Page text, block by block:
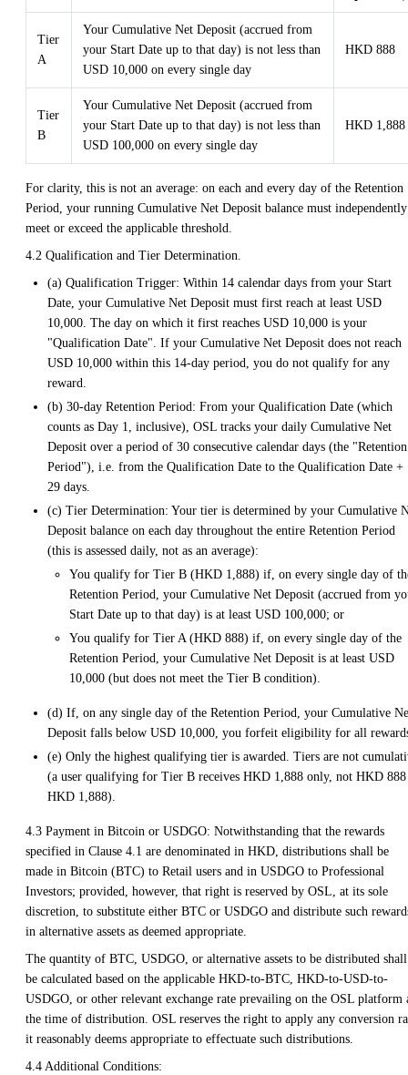
Tier
A
Your Cumulative Net Deposit (accrued from
your Start Date up to that day) is not less than
USD 10,000 on every single day
HKD 888
Tier
B
Your Cumulative Net Deposit (accrued from
your Start Date up to that day) is not less than
USD 100,000 on every single day
HKD 1,888
For clarity, this is not an average: on each and every day of the Retention
Period, your running Cumulative Net Deposit balance must independently
meet or exceed the applicable threshold.
4.2 Qualification and Tier Determination.
(a) Qualification Trigger: Within 14 calendar days from your Start
Date, your Cumulative Net Deposit must first reach at least USD
10,000. The day on which it first reaches USD 10,000 is your
"Qualification Date". If your Cumulative Net Deposit does not reach
USD 10,000 within this 14-day period, you do not qualify for any
reward.
(b) 30-day Retention Period: From your Qualification Date (which
counts as Day 1, inclusive), OSL tracks your daily Cumulative Net
Deposit over a period of 30 consecutive calendar days (the "Retention
Period"), i.e. from the Qualification Date to the Qualification Date +
29 days.
(c) Tier Determination: Your tier is determined by your Cumulative
Deposit balance on each day throughout the entire Retention Period
(this is assessed daily, not as an average):
You qualify for Tier B (HKD 1,888) if, on every single day of
Retention Period, your Cumulative Net Deposit (accrued from
Start Date up to that day) is at least USD 100,000; or
You qualify for Tier A (HKD 888) if, on every single day of the
Retention Period, your Cumulative Net Deposit is at least USD
10,000 (but does not meet the Tier B condition).
(d) If, on any single day of the Retention Period, your Cumulative
Deposit falls below USD 10,000, you forfeit eligibility for all
(e) Only the highest qualifying tier is awarded. Tiers are not
(a user qualifying for Tier B receives HKD 1,888 only, not HKD
HKD 1,888).
4.3 Payment in Bitcoin or USDGO: Notwithstanding that the rewards
specified in Clause 4.1 are denominated in HKD, distributions shall be
made in Bitcoin (BTC) to Retail users and in USDGO to Professional
Investors; provided, however, that right is reserved by OSL, at its sole
discretion, to substitute either BTC or USDGO and distribute such
in alternative assets as deemed appropriate.
The quantity of BTC, USDGO, or alternative assets to be distributed shall
be calculated based on the applicable HKD-to-BTC, HKD-to-USD-to-
USDGO, or other relevant exchange rate prevailing on the OSL platform
the time of distribution. OSL reserves the right to apply any conversion
it reasonably deems appropriate to effectuate such distributions.
4.4 Additional Conditions: